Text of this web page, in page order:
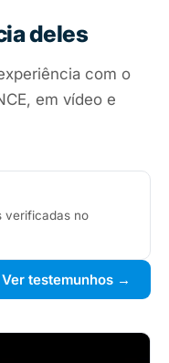
deles
com o
em vídeo e
verificadas no
Ver testemunhos →